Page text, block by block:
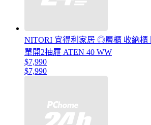
NITORI 宜得利家居 ◎層櫃 收納櫃
單開2抽屜 ATEN 40 WW
$7,990
$7,990